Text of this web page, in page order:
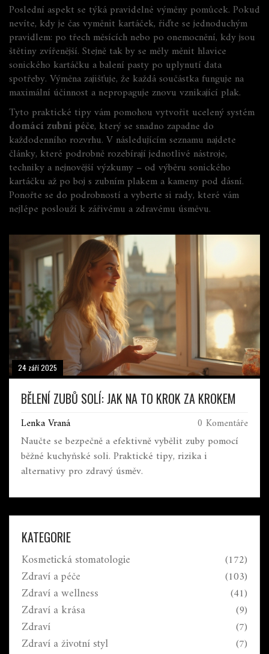
Poslední aspekt se týká pravidelné výměny pomůcek. Pokud
nevíte, kdy je čas vyměnit kartáček, řiďte se jednoduchým
pravidlem: po třech měsících nebo po onemocnění, kdy jsou
štětiny zvířenější. Stejně tak by se měly měnit hlavice
sonického kartáčku a balení pasty po uplynutí data
spotřeby. Výměna zajišťuje, že každá součástka funguje na
maximální účinnost a nepropaguje znovu vznikající plak.
Tyto praktické tipy vám pomohou vytvořit ucelený systém
domácí zubní péče, který se snadno zapadne do
každodenního rozvrhu. V následujícím seznamu najdete
články, které podrobně rozebírají jednotlivé nástroje,
techniky a nejnovější výzkumy – od výběru sonického
kartáčku až po boj s zubním plakem a kameny pod dásní.
Ponořte se do podrobností a vyberte si rady, které vám
nejlépe poslouží k zářivému a zdravému úsměvu.
24 září 2025
BĚLENÍ ZUBŮ SOLÍ: JAK NA TO KROK ZA KROKEM
Lenka Vraná 0 Komentáře
Naučte se bezpečně a efektivně vybělit zuby pomocí
běžné kuchyňské soli. Praktické tipy, rizika i
alternativy pro zdravý úsměv.
KATEGORIE
Kosmetická stomatologie (172)
Zdraví a péče (103)
Zdraví a wellness (41)
Zdraví a krása (9)
Zdraví (7)
Zdraví a životní styl (7)